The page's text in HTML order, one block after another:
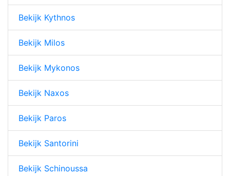
Bekijk Kythnos
Bekijk Milos
Bekijk Mykonos
Bekijk Naxos
Bekijk Paros
Bekijk Santorini
Bekijk Schinoussa